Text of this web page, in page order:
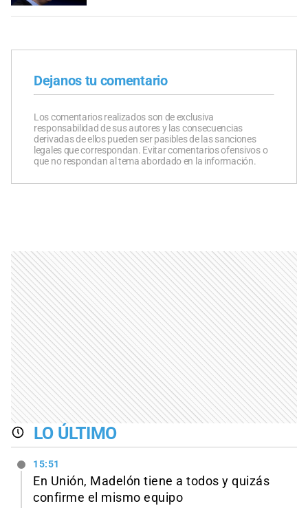
Dejanos tu comentario
Los comentarios realizados son de exclusiva
responsabilidad de sus autores y las consecuencias
derivadas de ellos pueden ser pasibles de las sanciones
legales que correspondan. Evitar comentarios ofensivos o
que no respondan al tema abordado en la información.
LO ÚLTIMO
15:51
En Unión, Madelón tiene a todos y quizás
confirme el mismo equipo